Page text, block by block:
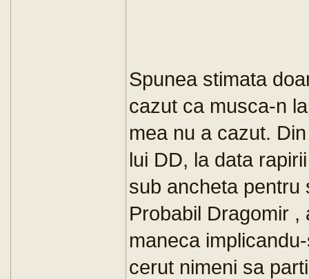
Spunea stimata
cazut ca musca-n
mea nu a cazut.
lui DD, la data
sub ancheta pentru
Probabil Dragomir
maneca
cerut nimeni sa